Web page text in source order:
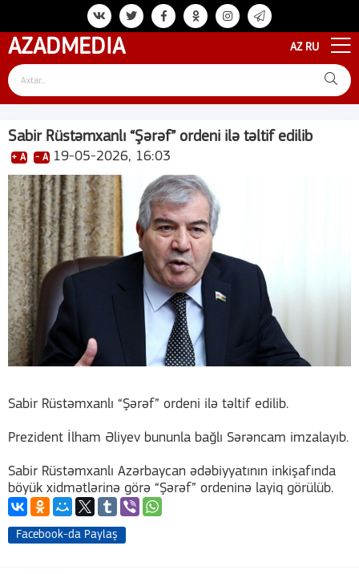
AZADMEDIA AZ RU
Sabir Rüstəmxanlı “Şərəf” ordeni ilə təltif edilib
+ A - A 19-05-2026, 16:03
Sabir Rüstəmxanlı “Şərəf” ordeni ilə təltif edilib.
Prezident İlham Əliyev bununla bağlı Sərəncam imzalayıb.
Sabir Rüstəmxanlı Azərbaycan ədəbiyyatının inkişafında
böyük xidmətlərinə görə “Şərəf” ordeninə layiq görülüb.
Facebook-da Paylaş